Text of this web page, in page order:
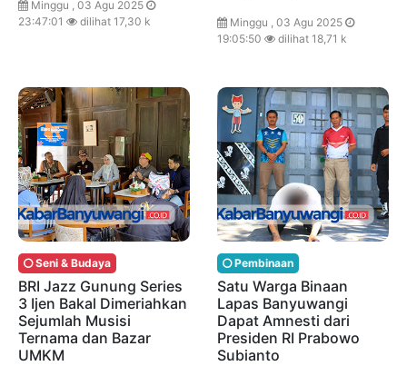
Minggu , 03 Agu 2025
23:47:01
dilihat 17,30 k
Minggu , 03 Agu 2025
19:05:50
dilihat 18,71 k
Seni & Budaya
BRI Jazz Gunung Series
3 Ijen Bakal Dimeriahkan
Sejumlah Musisi
Ternama dan Bazar
UMKM
Pembinaan
Satu Warga Binaan
Lapas Banyuwangi
Dapat Amnesti dari
Presiden RI Prabowo
Subianto